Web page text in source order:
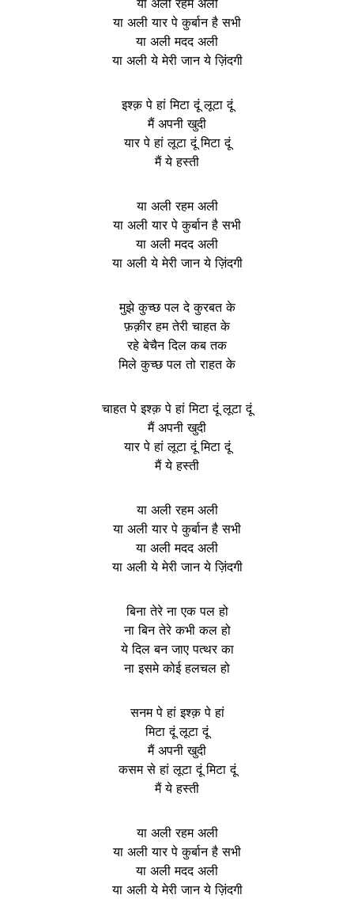
या अली रहम अली
या अली यार पे कुर्बान है सभी
या अली मदद अली
या अली ये मेरी जान ये ज़िंदगी
इश्क़ पे हां मिटा दूं लूटा दूं
मैं अपनी खुदी
यार पे हां लूटा दूं मिटा दूं
मैं ये हस्ती
या अली रहम अली
या अली यार पे कुर्बान है सभी
या अली मदद अली
या अली ये मेरी जान ये ज़िंदगी
मुझे कुच्छ पल दे कुरबत के
फ़क़ीर हम तेरी चाहत के
रहे बेचैन दिल कब तक
मिले कुच्छ पल तो राहत के
चाहत पे इश्क़ पे हां मिटा दूं लूटा दूं
मैं अपनी खुदी
यार पे हां लूटा दूं मिटा दूं
मैं ये हस्ती
या अली रहम अली
या अली यार पे कुर्बान है सभी
या अली मदद अली
या अली ये मेरी जान ये ज़िंदगी
बिना तेरे ना एक पल हो
ना बिन तेरे कभी कल हो
ये दिल बन जाए पत्थर का
ना इसमे कोई हलचल हो
सनम पे हां इश्क़ पे हां
मिटा दूं लूटा दूं
मैं अपनी खुदी
कसम से हां लूटा दूं मिटा दूं
मैं ये हस्ती
या अली रहम अली
या अली यार पे कुर्बान है सभी
या अली मदद अली
या अली ये मेरी जान ये ज़िंदगी